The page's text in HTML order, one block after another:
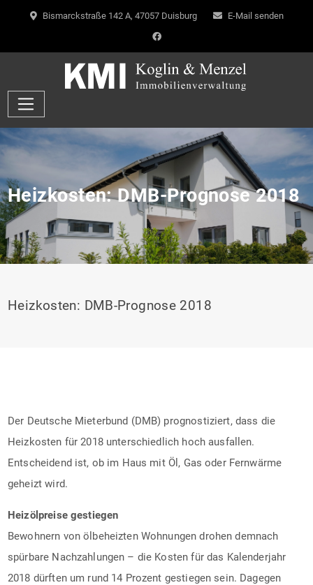
Bismarckstraße 142 A, 47057 Duisburg E-Mail senden
Heizkosten: DMB-Prognose 2018
Heizkosten: DMB-Prognose 2018
Der Deutsche Mieterbund (DMB) prognostiziert, dass die
Heizkosten für 2018 unterschiedlich hoch ausfallen.
Entscheidend ist, ob im Haus mit Öl, Gas oder Fernwärme
geheizt wird.
Heizölpreise gestiegen
Bewohnern von ölbeheizten Wohnungen drohen demnach
spürbare Nachzahlungen – die Kosten für das Kalenderjahr
2018 dürften um rund 14 Prozent gestiegen sein. Dagegen